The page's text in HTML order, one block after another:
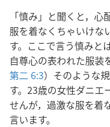
「慎み」と聞くと，
服を着なくちゃいけな
す。ここで言う慎みと
自尊心の表われた服装
第二 6:3）そのような
す。23歳の女性ダニエ
せんが，過激な服を着
言います。